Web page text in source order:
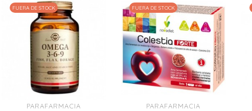
PARAFARMACIA
FUERA DE STOCK
PARAFARMACIA
FUERA DE STOCK